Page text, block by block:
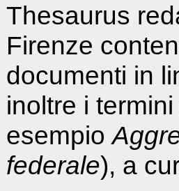
Thesaurus
Firenze
documenti in
inoltre i
esempio
federale), a